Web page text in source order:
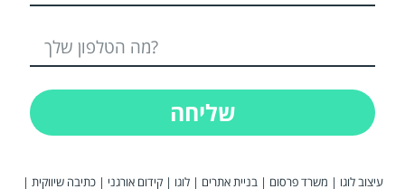
שליחה
עיצוב לוגו | משרד פרסום |בניית אתרים |לוגו |קידום אורגני |כתיבה שיווקית |